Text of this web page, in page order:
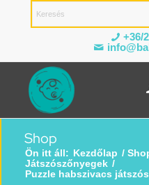
+36/
Shop
Ön itt áll: Kezdőlap /
Játszószőnyegek /
Puzzle habszivacs